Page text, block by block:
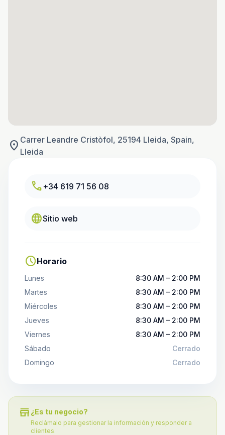
location_on Carrer Leandre Cristòfol, 25194 Lleida, Spain,
Lleida
call +34 619 71 56 08
languageSitio web
scheduleHorario
Lunes
8:30 AM – 2:00 PM
Martes
8:30 AM – 2:00 PM
Miércoles
8:30 AM – 2:00 PM
Jueves
8:30 AM – 2:00 PM
Viernes
8:30 AM – 2:00 PM
Sábado
Cerrado
Domingo
Cerrado
store ¿Es tu negocio?
Reclámalo para gestionar la información y responder a
clientes.